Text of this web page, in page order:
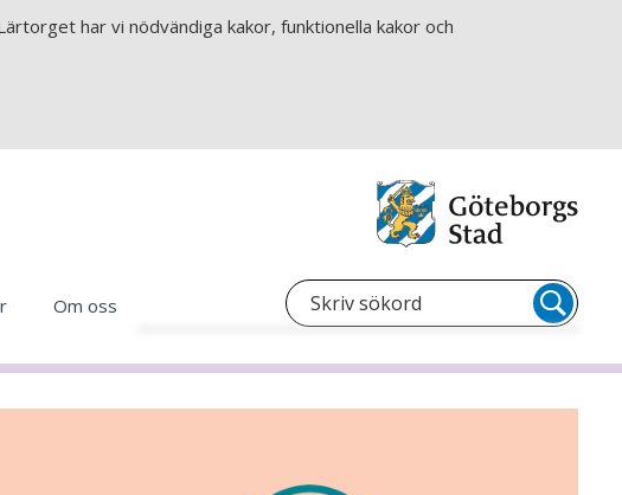
har vi nödvändiga kakor, funktionella kakor och
Om oss